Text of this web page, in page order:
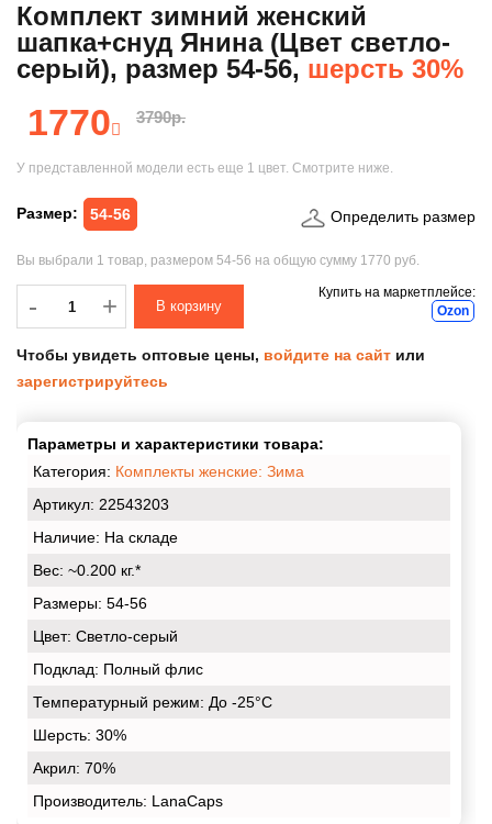
Комплект зимний женский
шапка+снуд Янина (Цвет светло-
серый), размер 54-56, шерсть 30%
1770 3790р.
У представленной модели есть еще 1 цвет. Смотрите ниже.
Размер: 54-56 Определить размер
Вы выбрали 1 товар, размером 54-56 на общую сумму 1770 руб.
-
- +
Купить на маркетплейсе:
Ozon
Чтобы увидеть оптовые цены, войдите на сайт или
зарегистрируйтесь
Параметры и характеристики товара:
Категория: Комплекты женские: Зима
Артикул: 22543203
Наличие: На складе
Вес: ~0.200 кг.*
Размеры: 54-56
Цвет: Светло-серый
Подклад: Полный флис
Температурный режим: До -25°С
Шерсть: 30%
Акрил: 70%
Производитель: LanaCaps